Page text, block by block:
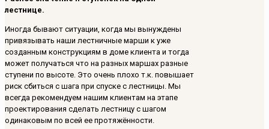
лестнице.
Иногда бывают ситуации, когда мы вынуждены
привязывать наши лестничные марши к уже
созданным конструкциям в доме клиента и тогда
может получаться что на разных маршах разные
ступени по высоте. Это очень плохо т.к. повышает
риск сбиться с шага при спуске с лестницы. Мы
всегда рекомендуем нашим клиентам на этапе
проектирования сделать лестницу с шагом
одинаковым по всей ее протяжённости.